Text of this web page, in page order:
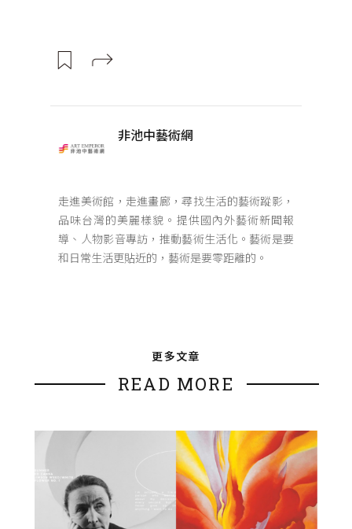
非池中藝術網
走進美術館，走進畫廊，尋找生活的藝術蹤影，
品味台灣的美麗樣貌。提供國內外藝術新聞報
導、人物影音專訪，推動藝術生活化。藝術是要
和日常生活更貼近的，藝術是要零距離的。
更多文章
READ MORE